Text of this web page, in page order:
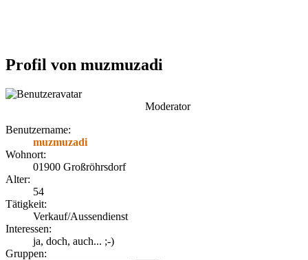
Profil von muzmuzadi
Moderator
Benutzername:
muzmuzadi
Wohnort:
01900 Großröhrsdorf
Alter:
54
Tätigkeit:
Verkauf/Aussendienst
Interessen:
ja, doch, auch... ;-)
Gruppen: